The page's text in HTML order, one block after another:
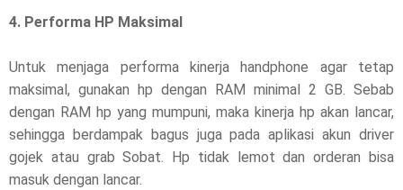
4. Performa HP Maksimal
Untuk menjaga performa kinerja handphone agar tetap
maksimal, gunakan hp dengan RAM minimal 2 GB. Sebab
dengan RAM hp yang mumpuni, maka kinerja hp akan lancar,
sehingga berdampak bagus juga pada aplikasi akun driver
gojek atau grab Sobat. Hp tidak lemot dan orderan bisa
masuk dengan lancar.